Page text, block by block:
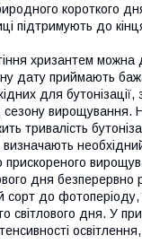
короткого
підтримують до
хризантем
дату приймають
для
вирощування.
тривалість
дня
сорт до
світлового дня. У